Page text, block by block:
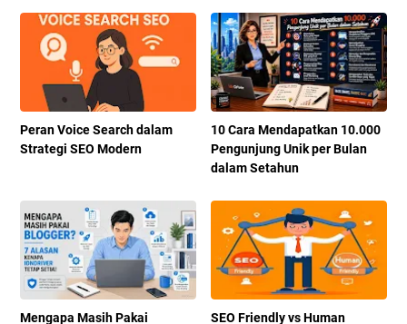
Peran Voice Search dalam
Strategi SEO Modern
10 Cara Mendapatkan 10.000
Pengunjung Unik per Bulan
dalam Setahun
Mengapa Masih Pakai
SEO Friendly vs Human